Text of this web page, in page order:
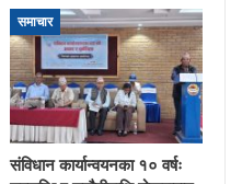
समाचार
संविधान कार्यान्वयनका १० वर्षः